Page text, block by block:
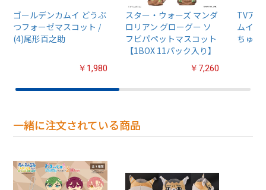
ゴールデンカムイ どうぶ
つフォーゼマスコット /
(4)尾形百之助
￥1,980
スター・ウォーズ マンダ
ロリアン グローグー ソ
フビパペットマスコット
【1BOX 11パック入り】
￥7,260
TVア
ムイ』
ちゅる
一緒に注文されている商品